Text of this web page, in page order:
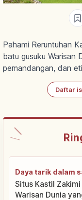
Pahami Reruntuhan
batu gusuku Warisan
pemandangan, dan
Daftar
Daya tarik dalam
Situs Kastil
Warisan Dunia